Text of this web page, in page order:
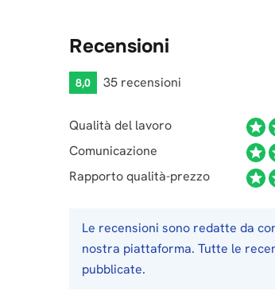
Recensioni
8,0 35 recensioni
Qualità del lavoro
Comunicazione
Rapporto qualità-prezzo
Le recensioni sono redatte da
nostra piattaforma. Tutte le
pubblicate.